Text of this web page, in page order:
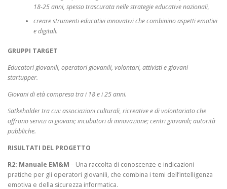
18-25 anni, spesso trascurata nelle strategie educative nazionali,
creare strumenti educativi innovativi che combinino aspetti emotivi
e digitali.
GRUPPI TARGET
Educatori giovanili, operatori giovanili, volontari, attivisti e giovani
startupper.
Giovani di età compresa tra i 18 e i 25 anni.
Satkeholder tra cui: associazioni culturali, ricreative e di volontariato che
offrono servizi ai giovani; incubatori di innovazione; centri giovanili; autorità
pubbliche.
RISULTATI DEL PROGETTO
R2: Manuale EM&M – Una raccolta di conoscenze e indicazioni
pratiche per gli operatori giovanili, che combina i temi dell’intelligenza
emotiva e della sicurezza informatica.